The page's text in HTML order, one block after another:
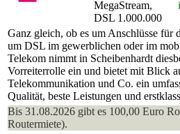
MegaStream,
DSL 1.000.000
Ganz gleich, ob es um Anschlüsse für
um DSL im gewerblichen oder im
Telekom nimmt in Scheibenhardt
Vorreiterrolle ein und bietet mit Blick
Telekommunikation und Co. ein
Qualität, beste Leistungen und
Bis 31.08.2026 gibt es 100,00 Euro
Routermiete).